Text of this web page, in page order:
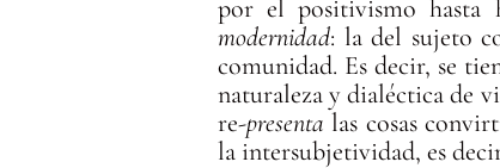
por el positivismo hasta
modernidad: la del sujeto
comunidad. Es decir, se
naturaleza y dialéctica de
re-presenta las cosas
la intersubjetividad, es